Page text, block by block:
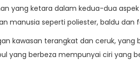
yang ketara dalam kedua-dua
manusia seperti poliester, baldu dan
kawasan terangkat dan ceruk,
yang berbeza mempunyai ciri yang